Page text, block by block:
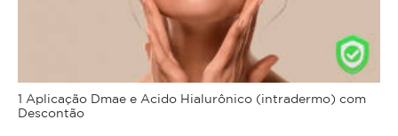
1 Aplicação Dmae e Acido Hialurônico (intradermo) com
Descontão